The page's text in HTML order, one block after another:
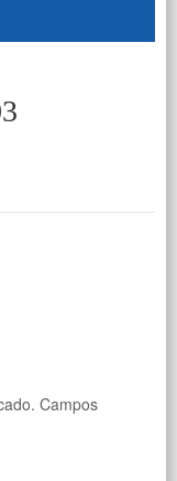
Campos